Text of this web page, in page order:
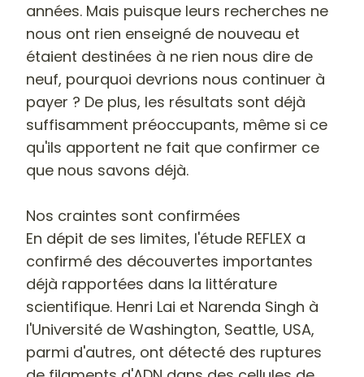
années. Mais puisque leurs recherches ne
nous ont rien enseigné de nouveau et
étaient destinées à ne rien nous dire de
neuf, pourquoi devrions nous continuer à
payer ? De plus, les résultats sont déjà
suffisamment préoccupants, même si ce
qu'ils apportent ne fait que confirmer ce
que nous savons déjà.
Nos craintes sont confirmées
En dépit de ses limites, l'étude REFLEX a
confirmé des découvertes importantes
déjà rapportées dans la littérature
scientifique. Henri Lai et Narenda Singh à
l'Université de Washington, Seattle, USA,
parmi d'autres, ont détecté des ruptures